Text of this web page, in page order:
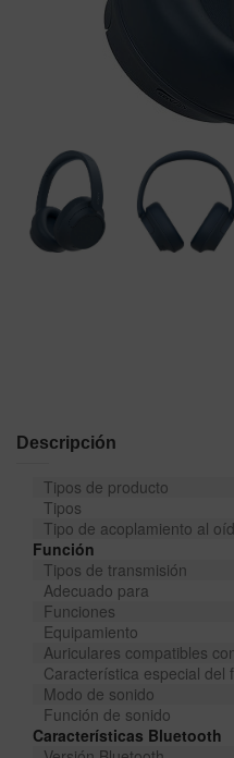
Descripción
Tipos de producto
Tipos
Tipo de acoplamiento al
Función
Tipos de transmisión
Adecuado para
Funciones
Equipamiento
Auriculares compatibles
Característica especial del
Modo de sonido
Función de sonido
Características Bluetooth